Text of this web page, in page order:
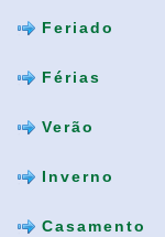
Feriado
Férias
Verão
Inverno
Casamento